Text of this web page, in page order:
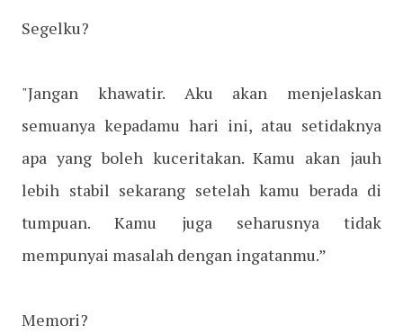
Segelku?
"Jangan khawatir. Aku akan menjelaskan
semuanya kepadamu hari ini, atau setidaknya
apa yang boleh kuceritakan. Kamu akan jauh
lebih stabil sekarang setelah kamu berada di
tumpuan. Kamu juga seharusnya tidak
mempunyai masalah dengan ingatanmu.”
Memori?